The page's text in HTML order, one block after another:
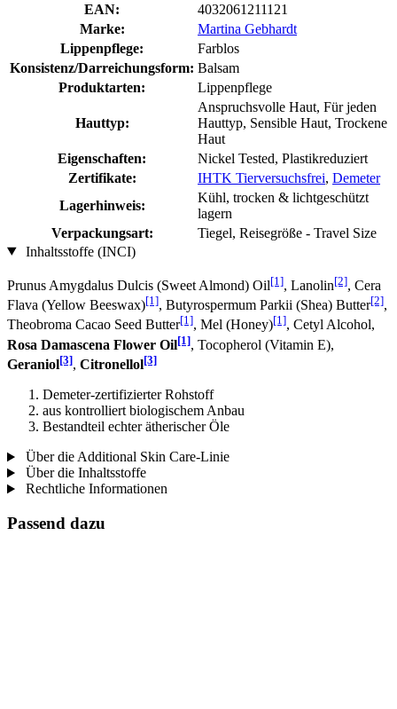
EAN:
4032061211121
Marke:
Martina Gebhardt
Lippenpflege:
Farblos
Konsistenz/Darreichungsform: Balsam
Produktarten:
Lippenpflege
Hauttyp:
Anspruchsvolle Haut, Für jeden
Hauttyp, Sensible Haut, Trockene
Haut
Eigenschaften:
Nickel Tested, Plastikreduziert
Zertifikate:
IHTK Tierversuchsfrei, Demeter
Lagerhinweis:
Kühl, trocken & lichtgeschützt
lagern
Verpackungsart:
Tiegel, Reisegröße - Travel Size
Inhaltsstoffe (INCI)
Prunus Amygdalus Dulcis (Sweet Almond) Oil[1], Lanolin[2], Cera
Flava (Yellow Beeswax)[1], Butyrospermum Parkii (Shea) Butter[2],
Theobroma Cacao Seed Butter[1], Mel (Honey)[1], Cetyl Alcohol,
Rosa Damascena Flower Oil[1], Tocopherol (Vitamin E),
Geraniol[3], Citronellol[3]
Demeter-zertifizierter Rohstoff
aus kontrolliert biologischem Anbau
Bestandteil echter ätherischer Öle
Über die Additional Skin Care-Linie
Über die Inhaltsstoffe
Rechtliche Informationen
Passend dazu